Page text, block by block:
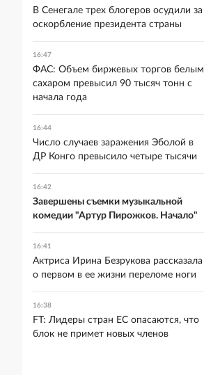
В Сенегале трех блогеров осудили за
оскорбление президента страны
16:47
ФАС: Объем биржевых торгов белым
сахаром превысил 90 тысяч тонн с
начала года
16:44
Число случаев заражения Эболой в
ДР Конго превысило четыре тысячи
16:42
Завершены съемки музыкальной
комедии "Артур Пирожков. Начало"
16:41
Актриса Ирина Безрукова рассказала
о первом в ее жизни переломе ноги
16:38
FT: Лидеры стран ЕС опасаются, что
блок не примет новых членов